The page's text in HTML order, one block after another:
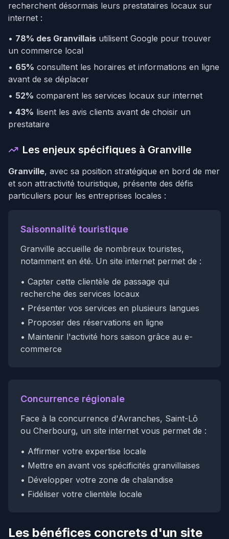
recherchent désormais leurs prestataires locaux sur
internet :
• 78% des Granvillais utilisent Google pour trouver
un commerce local
• 65% consultent les horaires et informations en ligne
avant de se déplacer
• 52% comparent les services locaux sur internet
• 43% lisent les avis clients avant de choisir un
prestataire
Les enjeux spécifiques à Granville
Granville, avec sa position stratégique en bord de mer
et son attractivité touristique, présente des défis
particuliers pour les entreprises locales :
Saisonnalité touristique
Granville accueille de nombreux touristes,
notamment en été. Un site internet permet de :
• Capter cette clientèle de passage qui
recherche des services locaux
• Présenter vos services en plusieurs langues
• Proposer des réservations en ligne
• Maintenir l'activité hors saison grâce au e-
commerce
Concurrence régionale
Face à la concurrence d'Avranches, Saint-Lô
ou Cherbourg, un site internet vous permet de :
• Affirmer votre expertise locale
• Mettre en avant vos spécificités granvillaises
• Développer votre zone de chalandise
• Fidéliser votre clientèle locale
Les bénéfices concrets d'un site